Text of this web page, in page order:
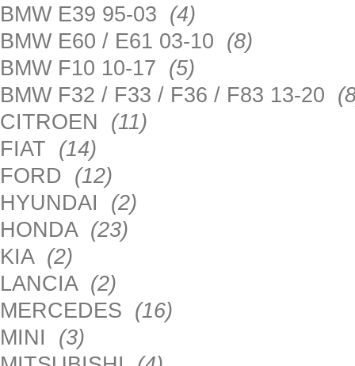
BMW E39 95-03 (4)
BMW E60 / E61 03-10 (8)
BMW F10 10-17 (5)
BMW F32 / F33 / F36 / F83 13-20
CITROEN (11)
FIAT (14)
FORD (12)
HYUNDAI (2)
HONDA (23)
KIA (2)
LANCIA (2)
MERCEDES (16)
MINI (3)